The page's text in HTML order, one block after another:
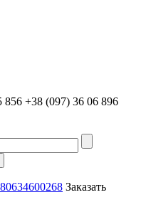
856 +38 (097) 36 06 896
Заказать